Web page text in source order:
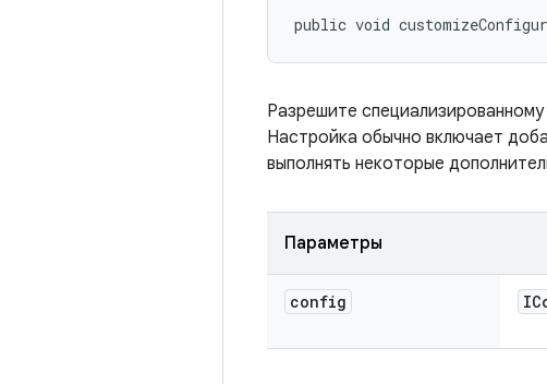
public void
Разрешите
Настройка обычно включает
выполнять некоторые
Параметры
config